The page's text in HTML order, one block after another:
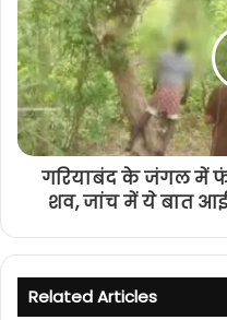
गरियाबंद के जंगल में
शव, जांच में ये बात
Related Articles